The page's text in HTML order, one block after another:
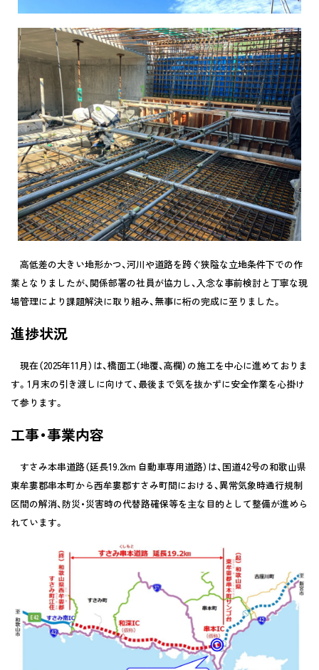
高低差の大きい地形かつ、河川や道路を跨ぐ狭隘な立地条件下での作
業となりましたが、関係部署の社員が協力し、入念な事前検討と丁寧な現
場管理により課題解決に取り組み、無事に桁の完成に至りました。
進捗状況
現在（2025年11月）は、橋面工（地覆、高欄）の施工を中心に進めておりま
す。1月末の引き渡しに向けて、最後まで気を抜かずに安全作業を心掛け
て参ります。
工事・事業内容
すさみ本串道路（延長19.2km 自動車専用道路）は、国道42号の和歌山県
東牟婁郡串本町から西牟婁郡すさみ町間における、異常気象時通行規制
区間の解消、防災・災害時の代替路確保等を主な目的として整備が進めら
れています。